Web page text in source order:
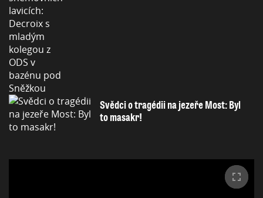
Svědci o tragédii na jezeře Most: Byl
to masakr!